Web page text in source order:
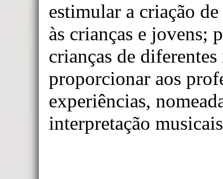
estimular a criação
às crianças e jovens;
crianças de
proporcionar aos
experiências,
interpretação